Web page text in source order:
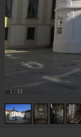
1 / 11